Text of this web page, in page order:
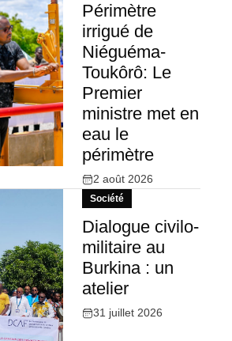
Périmètre
irrigué de
Niéguéma-
Toukôrô: Le
Premier
ministre met en
eau le
périmètre
2 août 2026
Société
Dialogue civilo-
militaire au
Burkina : un
atelier
31 juillet 2026